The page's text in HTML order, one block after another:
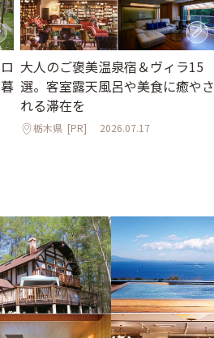
大人のご褒美温泉宿＆ヴィラ15
選。客室露天風呂や美食に癒やさ
れる滞在を
栃木県 [PR] 2026.07.17